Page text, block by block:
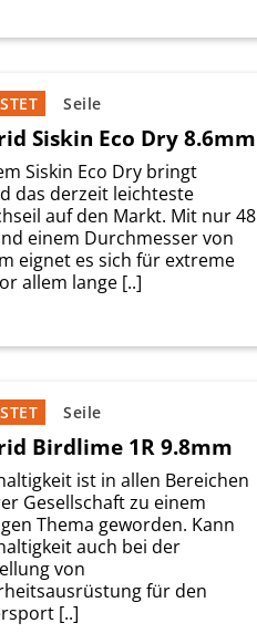
Seile
Siskin Eco Dry 8.6mm
Siskin Eco Dry bringt
das derzeit leichteste
auf den Markt. Mit nur 48
einem Durchmesser von
eignet es sich für extreme
allem lange [..]
Seile
Birdlime 1R 9.8mm
ist in allen Bereichen
Gesellschaft zu einem
Thema geworden. Kann
auch bei der
von
für den
[..]